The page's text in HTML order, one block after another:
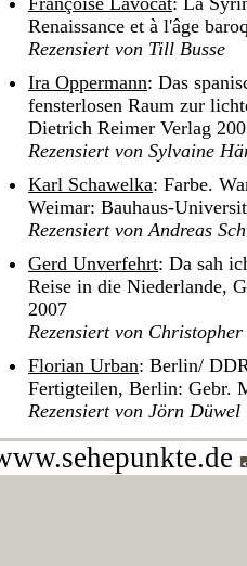
Renaissance et à l'âge
Rezensiert von Till Busse
Ira Oppermann: Das
fensterlosen Raum zur
Dietrich Reimer Verlag
Rezensiert von Sylvaine
Karl Schawelka: Farbe.
Weimar: Bauhaus-
Rezensiert von Andreas
Gerd Unverfehrt: Da sah
Reise in die Niederlande,
2007
Rezensiert von
Florian Urban: Berlin/
Fertigteilen, Berlin: Gebr.
Rezensiert von Jörn Düwel